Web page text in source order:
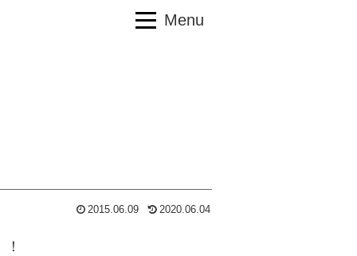
Menu
2015.06.09 2020.06.04